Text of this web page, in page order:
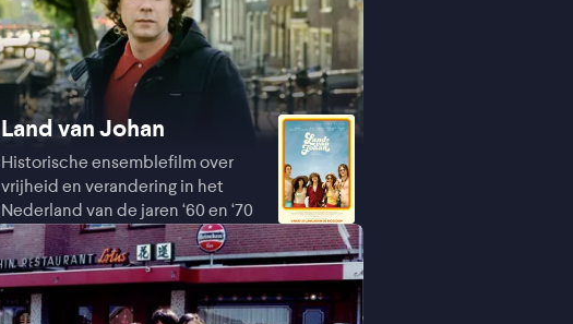
Land van Johan
Historische ensemblefilm over
vrijheid en verandering in het
Nederland van de jaren ‘60 en ‘70